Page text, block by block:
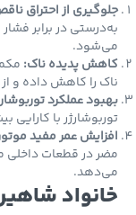
از احتراق ناقص:
در برابر فشار و
پدیده ناک:مکمل‌های
را کاهش داده و از
عملکرد توربوشارژر:
با کارایی
عمر مفید موتور:
در قطعات داخلی موتور
شاهین